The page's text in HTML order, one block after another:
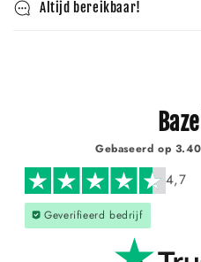
Altijd bereikbaar!
Gebaseerd op
4,7
Geverifieerd bedrijf